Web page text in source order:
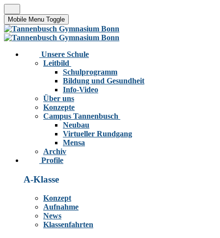
Mobile Menu Toggle
Unsere Schule
Leitbild
Schulprogramm
Bildung und Gesundheit
Info-Video
Über uns
Konzepte
Campus Tannenbusch
Neubau
Virtueller Rundgang
Mensa
Archiv
Profile
A-Klasse
Konzept
Aufnahme
News
Klassenfahrten